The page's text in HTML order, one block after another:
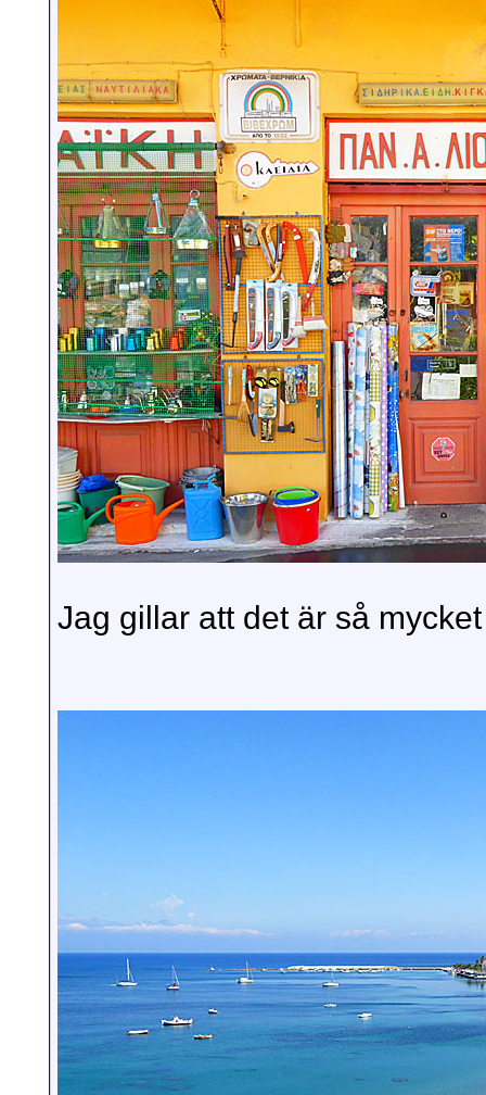
Jag gillar att det är så